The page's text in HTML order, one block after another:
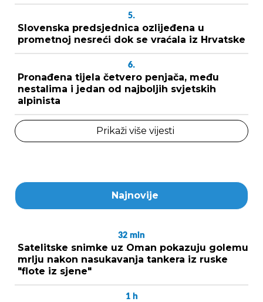
5.
Slovenska predsjednica ozlijeđena u
prometnoj nesreći dok se vraćala iz Hrvatske
6.
Pronađena tijela četvero penjača, među
nestalima i jedan od najboljih svjetskih
alpinista
Prikaži više vijesti
Najnovije
32 min
Satelitske snimke uz Oman pokazuju golemu
mrlju nakon nasukavanja tankera iz ruske
"flote iz sjene"
1 h